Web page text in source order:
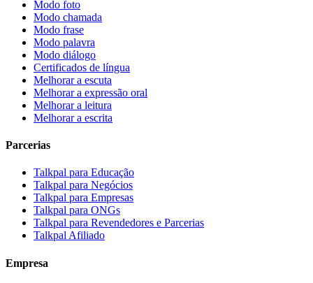
Modo foto
Modo chamada
Modo frase
Modo palavra
Modo diálogo
Certificados de língua
Melhorar a escuta
Melhorar a expressão oral
Melhorar a leitura
Melhorar a escrita
Parcerias
Talkpal para Educação
Talkpal para Negócios
Talkpal para Empresas
Talkpal para ONGs
Talkpal para Revendedores e Parcerias
Talkpal Afiliado
Empresa